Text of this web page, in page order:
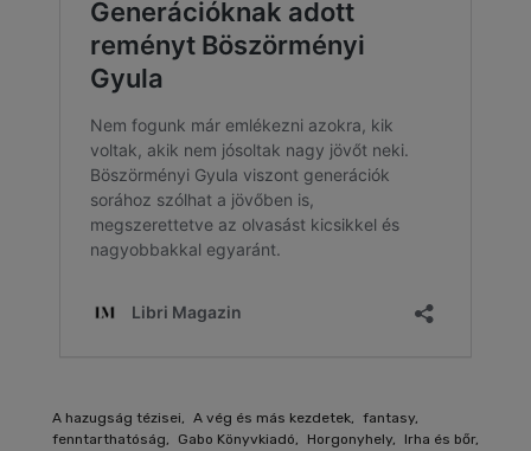
A hazugság tézisei, A vég és más kezdetek, fantasy,
fenntarthatóság, Gabo Könyvkiadó, Horgonyhely, Irha és bőr,